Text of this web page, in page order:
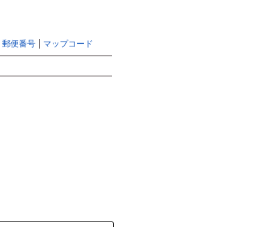
郵便番号 マップコード